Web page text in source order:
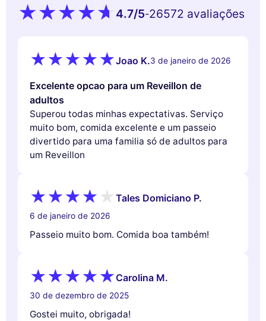
4.7/5-26572 avaliações
Joao K.3 de janeiro de 2026
Excelente opcao para um Reveillon de
adultos
Superou todas minhas expectativas. Serviço
muito bom, comida excelente e um passeio
divertido para uma familia só de adultos para
um Reveillon
Tales Domiciano P.
6 de janeiro de 2026
Passeio muito bom. Comida boa também!
Carolina M.
30 de dezembro de 2025
Gostei muito, obrigada!